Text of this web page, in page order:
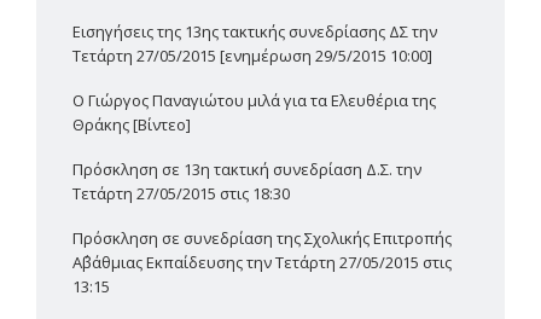
Εισηγήσεις της 13ης τακτικής συνεδρίασης ΔΣ την
Τετάρτη 27/05/2015 [ενημέρωση 29/5/2015 10:00]
Ο Γιώργος Παναγιώτου μιλά για τα Ελευθέρια της
Θράκης [Βίντεο]
Πρόσκληση σε 13η τακτική συνεδρίαση Δ.Σ. την
Τετάρτη 27/05/2015 στις 18:30
Πρόσκληση σε συνεδρίαση της Σχολικής Επιτροπής
Α΄βάθμιας Εκπαίδευσης την Τετάρτη 27/05/2015 στις
13:15